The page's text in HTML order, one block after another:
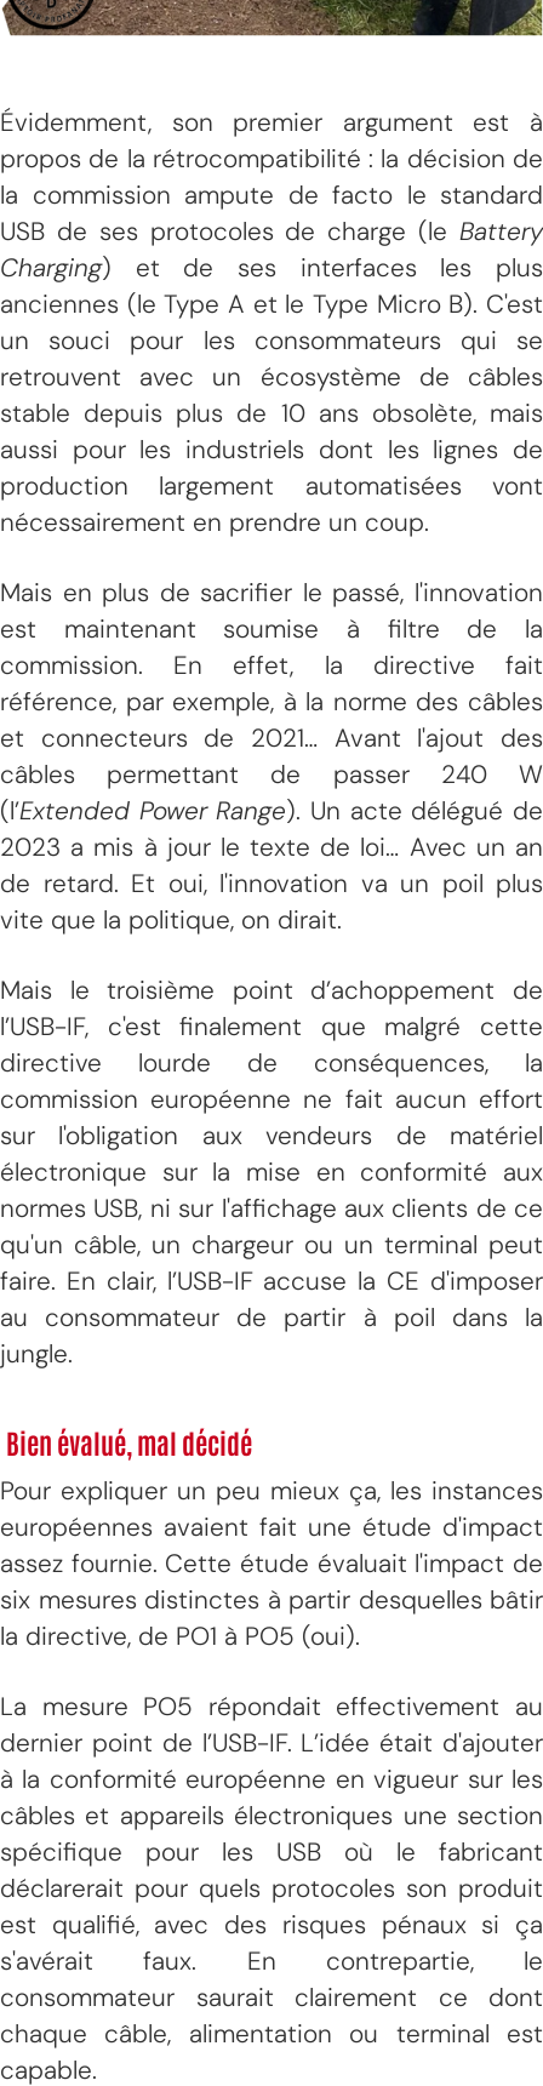
Évidemment, son premier argument est à
propos de la rétrocompatibilité : la décision de
la commission ampute de facto le standard
USB de ses protocoles de charge (le Battery
Charging) et de ses interfaces les plus
anciennes (le Type A et le Type Micro B). C'est
un souci pour les consommateurs qui se
retrouvent avec un écosystème de câbles
stable depuis plus de 10 ans obsolète, mais
aussi pour les industriels dont les lignes de
production largement automatisées vont
nécessairement en prendre un coup.
Mais en plus de sacrifier le passé, l'innovation
est maintenant soumise à filtre de la
commission. En effet, la directive fait
référence, par exemple, à la norme des câbles
et connecteurs de 2021… Avant l'ajout des
câbles permettant de passer 240 W
(l’Extended Power Range). Un acte délégué de
2023 a mis à jour le texte de loi… Avec un an
de retard. Et oui, l'innovation va un poil plus
vite que la politique, on dirait.
Mais le troisième point d’achoppement de
l’USB-IF, c'est finalement que malgré cette
directive lourde de conséquences, la
commission européenne ne fait aucun effort
sur l'obligation aux vendeurs de matériel
électronique sur la mise en conformité aux
normes USB, ni sur l'affichage aux clients de ce
qu'un câble, un chargeur ou un terminal peut
faire. En clair, l’USB-IF accuse la CE d'imposer
au consommateur de partir à poil dans la
jungle.
Bien évalué, mal décidé
Pour expliquer un peu mieux ça, les instances
européennes avaient fait une étude d'impact
assez fournie. Cette étude évaluait l'impact de
six mesures distinctes à partir desquelles bâtir
la directive, de PO1 à PO5 (oui).
La mesure PO5 répondait effectivement au
dernier point de l’USB-IF. L’idée était d'ajouter
à la conformité européenne en vigueur sur les
câbles et appareils électroniques une section
spécifique pour les USB où le fabricant
déclarerait pour quels protocoles son produit
est qualifié, avec des risques pénaux si ça
s'avérait faux. En contrepartie, le
consommateur saurait clairement ce dont
chaque câble, alimentation ou terminal est
capable.